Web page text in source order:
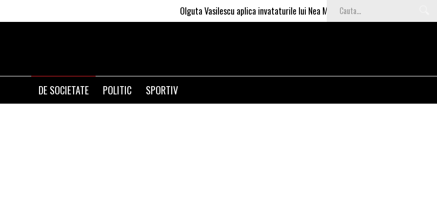
Olguta Vasilescu aplica invataturile lui Nea Marin: somajul mare e o garantie pentru
DE SOCIETATE POLITIC SPORTIV